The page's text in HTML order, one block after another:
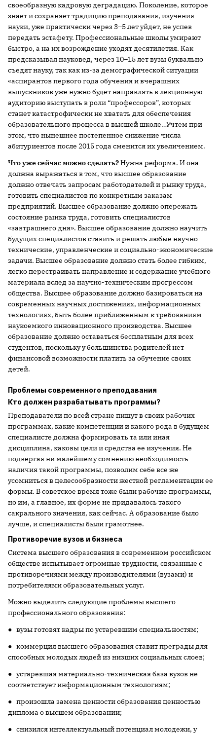
своеобразную кадровую деградацию. Поколение, которое
знает и сохраняет традицию преподавания, изучения
науки, уже практически через 3–5 лет уйдет, не успев
передать эстафету. Профессиональные школы умирают
быстро, а на их возрождение уходят десятилетия. Как
предсказывал науковед, через 10–15 лет вузы буквально
съедят науку, так как из-за демографической ситуации
«аспирантов первого года обучения и вчерашних
выпускников уже нужно будет направлять в лекционную
аудиторию выступать в роли “профессоров”, которых
станет катастрофически не хватать для обеспечения
образовательного процесса в высшей школе…Учтем при
этом, что нынешнее постепенное снижение числа
абитуриентов после 2015 года сменится их увеличением.
Что уже сейчас можно сделать?Нужна реформа. И она
должна выражаться в том, что высшее образование
должно отвечать запросам работодателей и рынку труда,
готовить специалистов по конкретным заказам
предприятий. Высшее образование должно опережать
состояние рынка труда, готовить специалистов
«завтрашнего дня». Высшее образование должно научить
будущих специалистов ставить и решать любые научно-
технические, управленческие и социально-экономические
задачи. Высшее образование должно стать более гибким,
легко перестраивать направление и содержание учебного
материала вслед за научно-техническим прогрессом
общества. Высшее образование должно базироваться на
современных научных достижениях, информационных
технологиях, быть более приближенным к требованиям
наукоемкого инновационного производства. Высшее
образование должно оставаться бесплатным для всех
студентов, поскольку у большинства родителей нет
финансовой возможности платить за обучение своих
детей.
Проблемы современного преподавания
Кто должен разрабатывать программы?
Преподаватели по всей стране пишут в своих рабочих
программах, какие компетенции и какого рода в будущем
специалисте должна формировать та или иная
дисциплина, каковы цели и средства ее изучения. Не
подвергая ни малейшему сомнению необходимость
наличия такой программы, позволим себе все же
усомниться в целесообразности жесткой регламентации ее
формы. В советское время тоже были рабочие программы,
но им, а главное, их форме не придавалось такого
сакрального значения, как сейчас. А образование было
лучше, и специалисты были грамотнее.
Противоречие вузов и бизнеса
Система высшего образования в современном российском
обществе испытывает огромные трудности, связанные с
противоречиями между производителями (вузами) и
потребителями образовательных услуг.
Можно выделить следующие проблемы высшего
профессионального образования:
● вузы готовят кадры по устаревшим специальностям;
● коммерция высшего образования ставит преграды для
способных молодых людей из низших социальных слоев;
● устаревшая материально-техническая база вузов не
соответствует информационным технологиям;
● произошла замена ценности образования ценностью
диплома о высшем образовании;
● снизился интеллектуальный потенциал молодежи, у